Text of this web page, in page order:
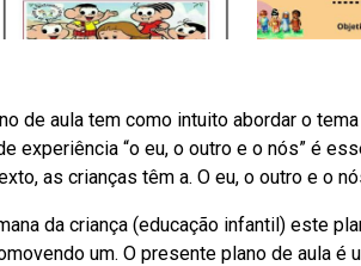
de aula tem como intuito abordar o
experiência “o eu, o outro e o nós” é
as crianças têm a. O eu, o outro e o
da criança (educação infantil) este
um. O presente plano de aula é